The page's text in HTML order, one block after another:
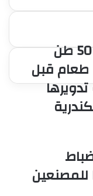
ضبط 50 طن
قبل
للمصنعين